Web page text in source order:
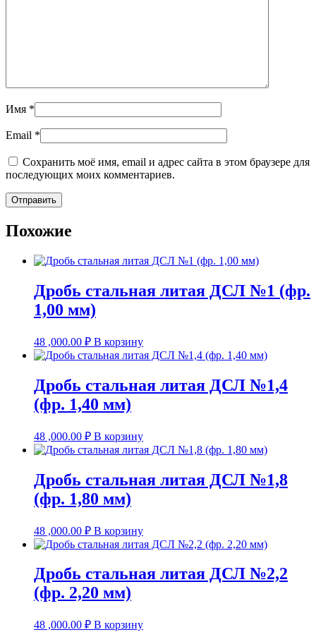
Имя *
Email *
Сохранить моё имя, email и адрес сайта в этом браузере для
последующих моих комментариев.
Похожие
Дробь стальная литая ДСЛ №1 (фр.
1,00 мм)
48 ,000.00 ₽ В корзину
Дробь стальная литая ДСЛ №1,4
(фр. 1,40 мм)
48 ,000.00 ₽ В корзину
Дробь стальная литая ДСЛ №1,8
(фр. 1,80 мм)
48 ,000.00 ₽ В корзину
Дробь стальная литая ДСЛ №2,2
(фр. 2,20 мм)
48 ,000.00 ₽ В корзину